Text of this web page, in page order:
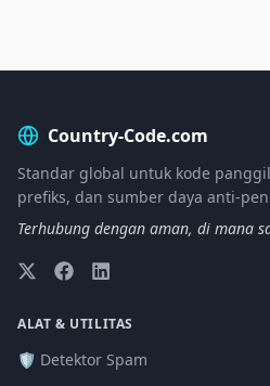
Country-Code.com
Standar global untuk kode
prefiks, dan sumber daya anti-
Terhubung dengan aman, di mana
ALAT & UTILITAS
🛡️ Detektor Spam